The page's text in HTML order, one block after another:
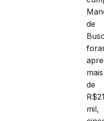
de
mais
de
mil,